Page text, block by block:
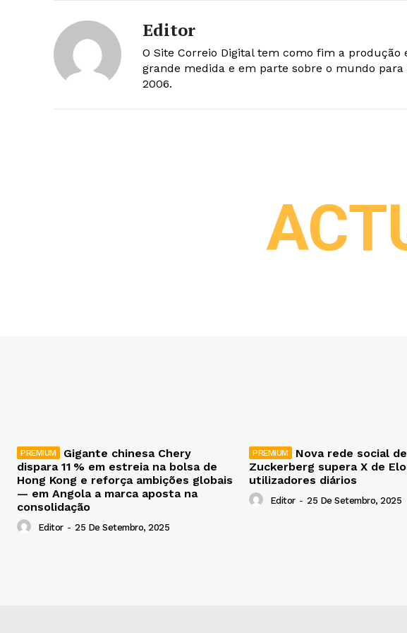
Editor
O Site Correio Digital tem como fim a
grande medida e em parte sobre o mundo
2006.
Gigante chinesa Chery
dispara 11 % em estreia na bolsa de
Hong Kong e reforça ambições globais
— em Angola a marca aposta na
consolidação
Editor - 25 De Setembro, 2025
Nova rede social
Zuckerberg supera X de
utilizadores diários
Editor - 25 De Setembro, 2025